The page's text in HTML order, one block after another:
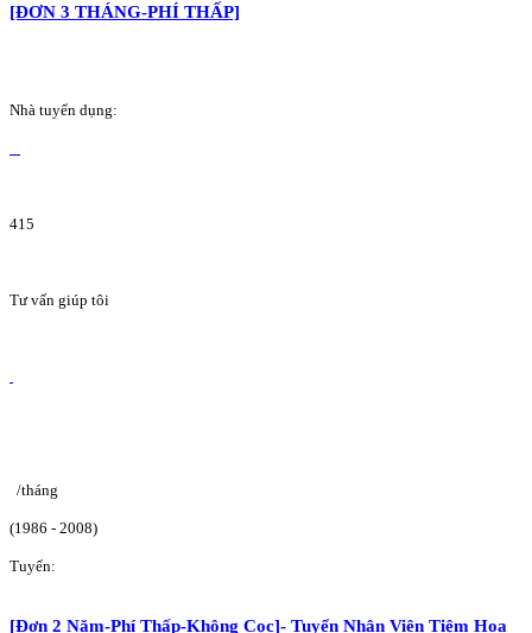
[ĐƠN 3 THÁNG-PHÍ THẤP]
Nhà tuyển dụng:
415
Tư vấn giúp tôi
/tháng
(1986 - 2008)
Tuyển:
[Đơn 2 Năm-Phí Thấp-Không Cọc]- Tuyển Nhân Viên Tiệm Hoa